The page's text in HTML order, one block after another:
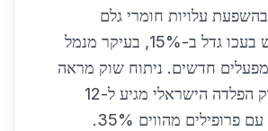
עלויות חומרי גלם
גלובליות. ביקוש בעכו גדל ב-15%, בעיקר מנמל
חדשים. ניתוח שוק מראה
שב-2026, שוק הפלדה הישראלי מגיע ל-12
מהווים 35%.